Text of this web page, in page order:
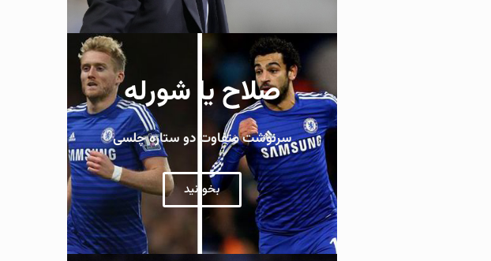
صلاح یا شورله
سرنوشت متفاوت دو ستاره چلسی
بخوانید